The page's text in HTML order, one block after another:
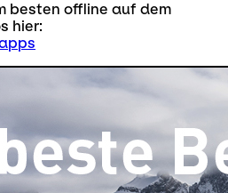
besten offline auf dem
hier: